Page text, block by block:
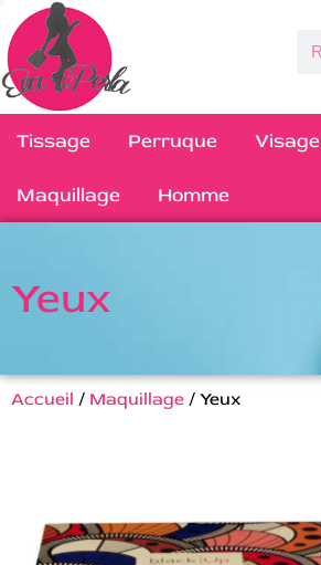
Tissage Perruque Visage
Maquillage Homme
Yeux
Accueil / Maquillage / Yeux